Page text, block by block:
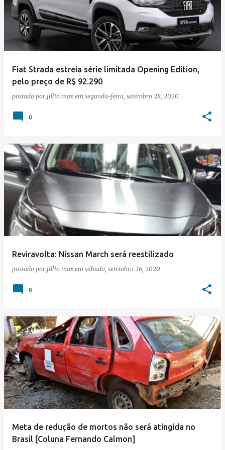
Fiat Strada estreia série limitada Opening Edition,
pelo preço de R$ 92.290
postado por júlio max em segunda-feira, setembro 28, 2020
0
Reviravolta: Nissan March será reestilizado
postado por júlio max em sábado, setembro 26, 2020
0
Meta de redução de mortos não será atingida no
Brasil [Coluna Fernando Calmon]